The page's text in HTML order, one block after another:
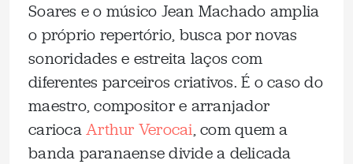
Soares e o músico Jean Machado amplia
o próprio repertório, busca por novas
sonoridades e estreita laços com
diferentes parceiros criativos. É o caso do
maestro, compositor e arranjador
cariocaArthur Verocai, com quem a
banda paranaense divide a delicada